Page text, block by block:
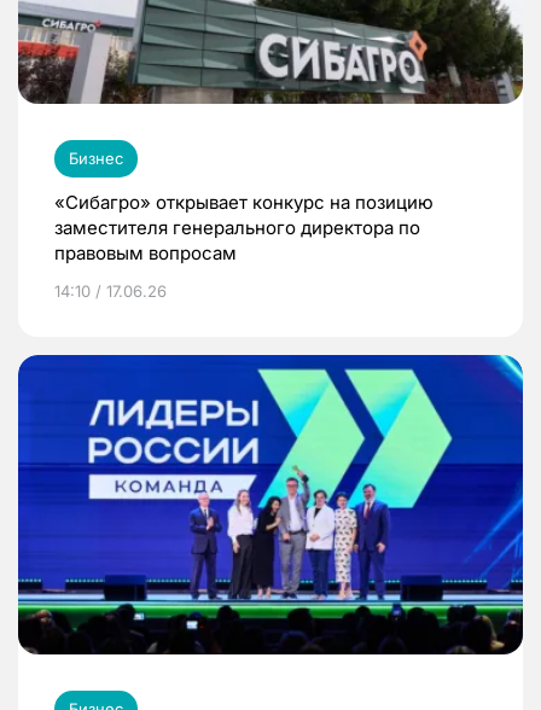
Бизнес
«Сибагро» открывает конкурс на позицию
заместителя генерального директора по
правовым вопросам
14:10 / 17.06.26